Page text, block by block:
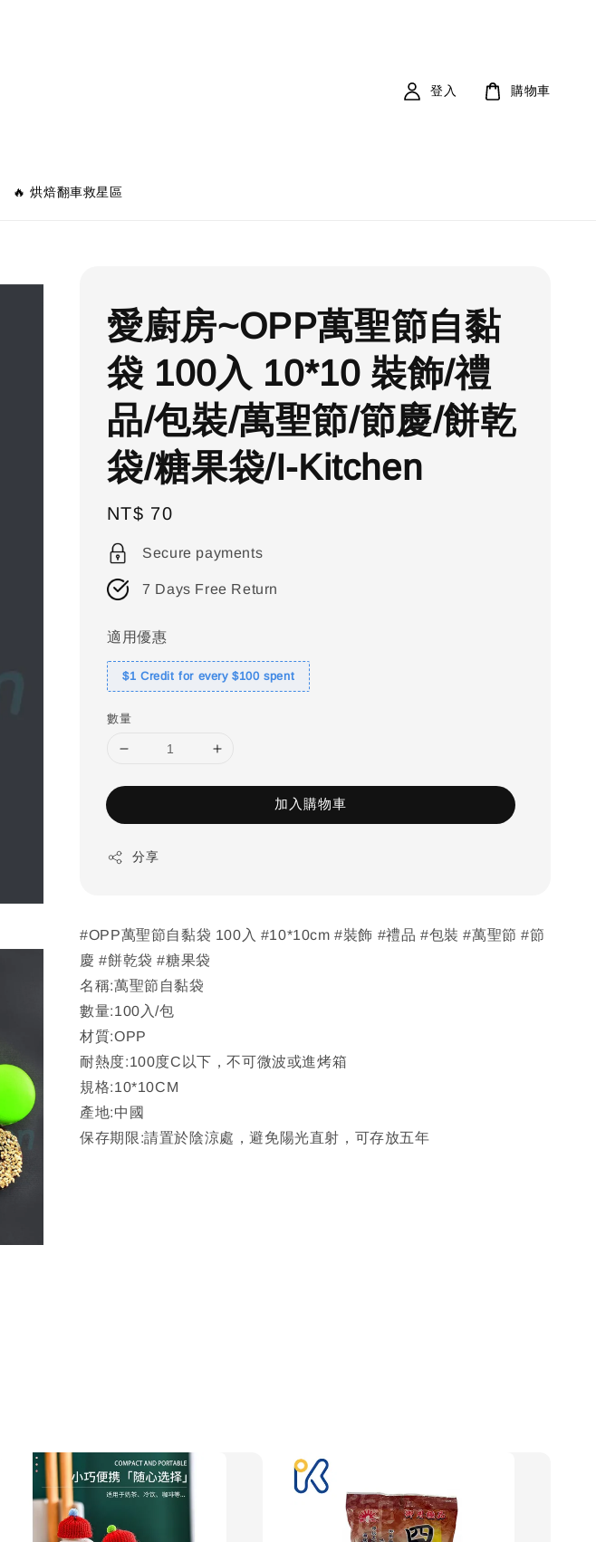
🔥 烘焙翻車救星區
登入 購物車
愛廚房~OPP萬聖節自黏
袋 100入 10*10 裝飾/禮
品/包裝/萬聖節/節慶/餅乾
袋/糖果袋/I-Kitchen
Regular
price
NT$ 70
Secure payments
7 Days Free Return
適用優惠
$1 Credit for every $100 spent
數量
加入購物車
分享
#OPP萬聖節自黏袋 100入 #10*10cm #裝飾 #禮品 #包裝 #萬聖節 #節
慶 #餅乾袋 #糖果袋
名稱:萬聖節自黏袋
數量:100入/包
材質:OPP
耐熱度:100度C以下，不可微波或進烤箱
規格:10*10CM
產地:中國
保存期限:請置於陰涼處，避免陽光直射，可存放五年